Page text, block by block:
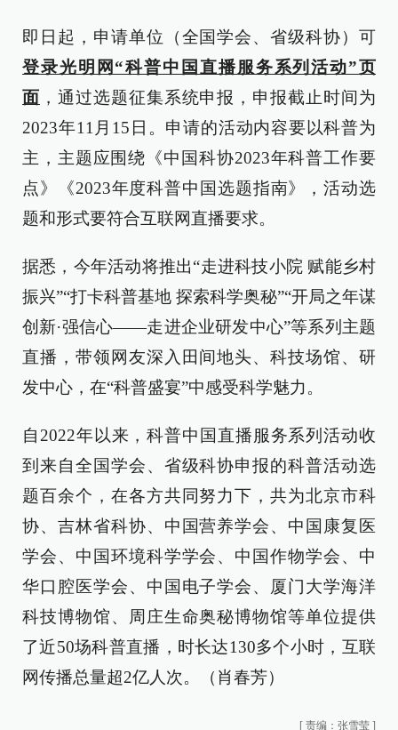
即日起，申请单位（全国学会、省级科协）可
登录光明网“科普中国直播服务系列活动”页
面 ，通过选题征集系统申报，申报截止时间为
2023年11月15日。申请的活动内容要以科普为
主，主题应围绕《中国科协2023年科普工作要
点》《2023年度科普中国选题指南》，活动选
题和形式要符合互联网直播要求。
据悉，今年活动将推出“走进科技小院 赋能乡村
振兴”“打卡科普基地 探索科学奥秘”“开局之年谋
创新·强信心——走进企业研发中心”等系列主题
直播，带领网友深入田间地头、科技场馆、研
发中心，在“科普盛宴”中感受科学魅力。
自2022年以来，科普中国直播服务系列活动收
到来自全国学会、省级科协申报的科普活动选
题百余个，在各方共同努力下，共为北京市科
协、吉林省科协、中国营养学会、中国康复医
学会、中国环境科学学会、中国作物学会、中
华口腔医学会、中国电子学会、厦门大学海洋
科技博物馆、周庄生命奥秘博物馆等单位提供
了近50场科普直播，时长达130多个小时，互联
网传播总量超2亿人次。（肖春芳）
[ 责编：张雪莹 ]